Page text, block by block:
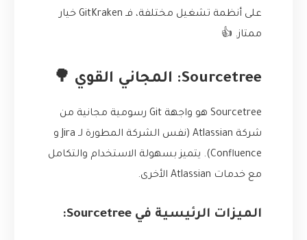
على أنظمة تشغيل مختلفة، فـ GitKraken خيار
ممتاز. 👍
Sourcetree: المجاني القوي 🌳
Sourcetree هو واجهة Git رسومية مجانية من
شركة Atlassian (نفس الشركة المطورة لـ Jira و
Confluence). يتميز بسهولة الاستخدام والتكامل
مع خدمات Atlassian الأخرى.
الميزات الرئيسية في Sourcetree: